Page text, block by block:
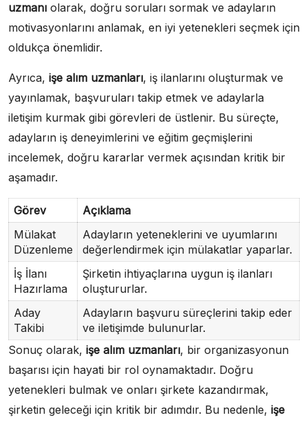
uzmanı olarak, doğru soruları sormak ve adayların
motivasyonlarını anlamak, en iyi yetenekleri seçmek için
oldukça önemlidir.
Ayrıca, işe alım uzmanları, iş ilanlarını oluşturmak ve
yayınlamak, başvuruları takip etmek ve adaylarla
iletişim kurmak gibi görevleri de üstlenir. Bu süreçte,
adayların iş deneyimlerini ve eğitim geçmişlerini
incelemek, doğru kararlar vermek açısından kritik bir
aşamadır.
Görev
Açıklama
Mülakat
Düzenleme
Adayların yeteneklerini ve uyumlarını
değerlendirmek için mülakatlar yaparlar.
İş İlanı
Hazırlama
Şirketin ihtiyaçlarına uygun iş ilanları
oluştururlar.
Aday
Takibi
Adayların başvuru süreçlerini takip eder
ve iletişimde bulunurlar.
Sonuç olarak, işe alım uzmanları, bir organizasyonun
başarısı için hayati bir rol oynamaktadır. Doğru
yetenekleri bulmak ve onları şirkete kazandırmak,
şirketin geleceği için kritik bir adımdır. Bu nedenle, işe